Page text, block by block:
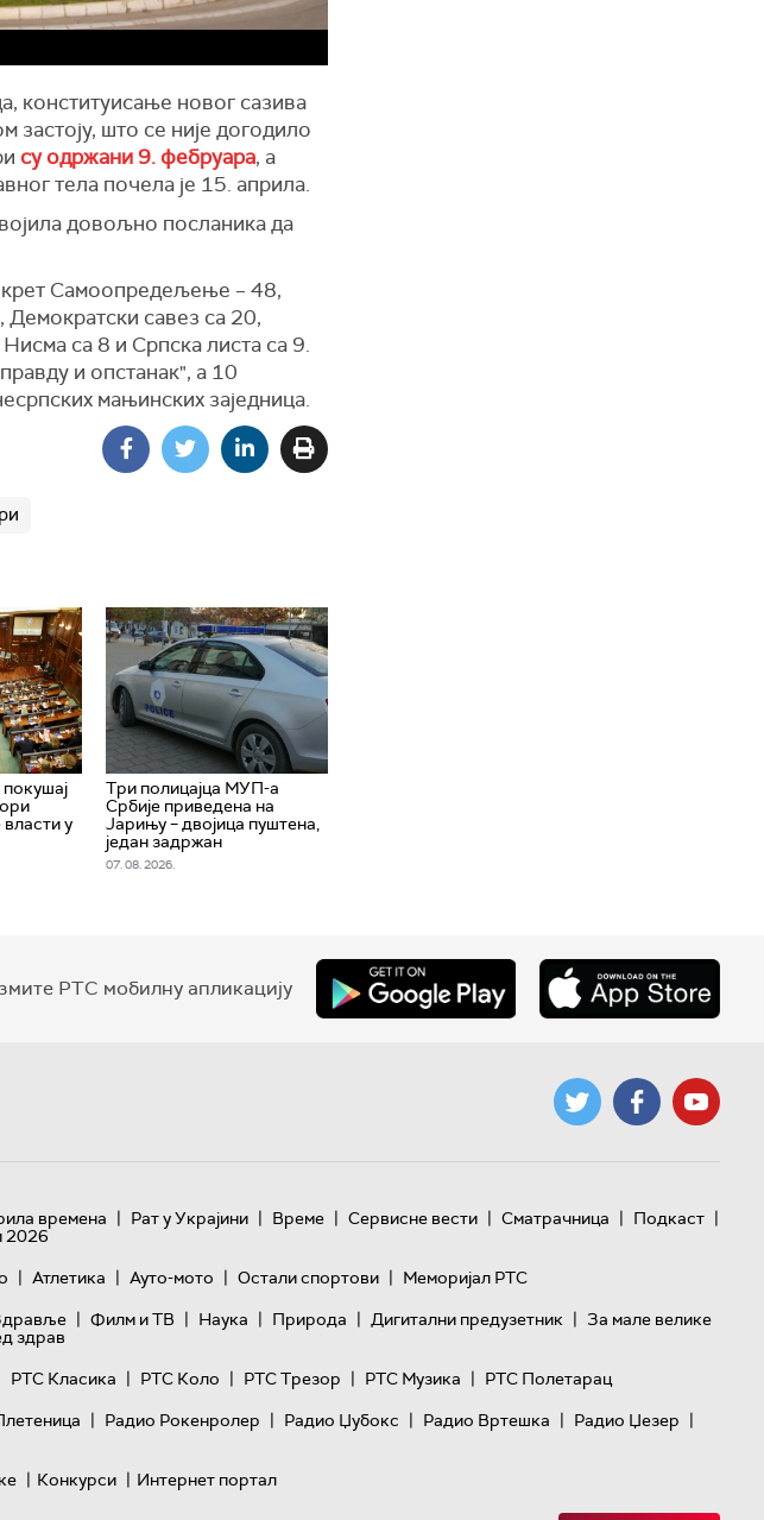
конституисање новог сазива
застоју, што се није догодило
су одржани 9. фебруара, а
тела почела је 15. априла.
довољно посланика да
Самоопредељење – 48,
Демократски савез са 20,
са 8 и Српска листа са 9.
и опстанак", а 10
мањинских заједница.
у
Три полицајца МУП-а
Србије приведена на
Јарињу – двојица пуштена,
један задржан
07. 08. 2026.
РТС мобилну апликацију
времена | Рат у Украјини | Време | Сервисне вести | Сматрачница | Подкаст |
2026
| Атлетика | Ауто-мото | Остали спортови | Меморијал РТС
| Филм и ТВ | Наука | Природа | Дигитални предузетник | За мале велике
здрав
РТС Класика | РТС Коло | РТС Трезор | РТС Музика | РТС Полетарац
| Радио Рокенролер | Радио Џубокс | Радио Вртешка | Радио Џезер |
| Конкурси | Интернет портал